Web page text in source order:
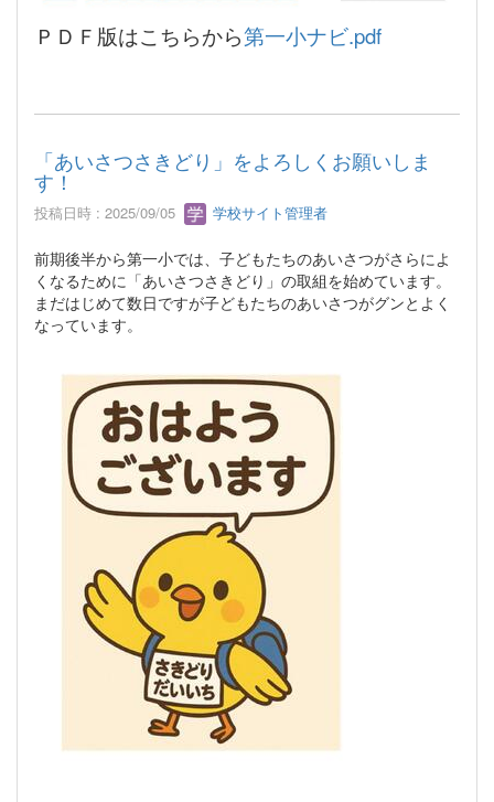
ＰＤＦ版はこちらから第一小ナビ.pdf
「あいさつさきどり」をよろしくお願いしま
す！
投稿日時 : 2025/09/05 学校サイト管理者
前期後半から第一小では、子どもたちのあいさつがさらによ
くなるために「あいさつさきどり」の取組を始めています。
まだはじめて数日ですが子どもたちのあいさつがグンとよく
なっています。